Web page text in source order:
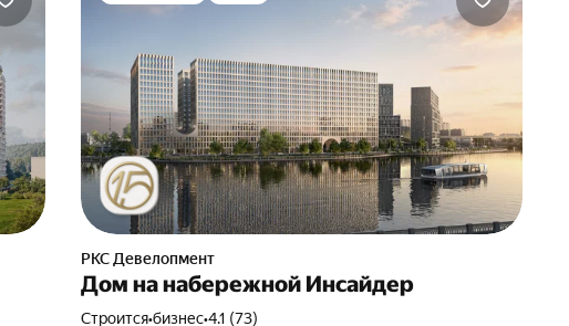
РКС Девелопмент
Дом на набережной Инсайдер
Строится•бизнес•4.1 (73)